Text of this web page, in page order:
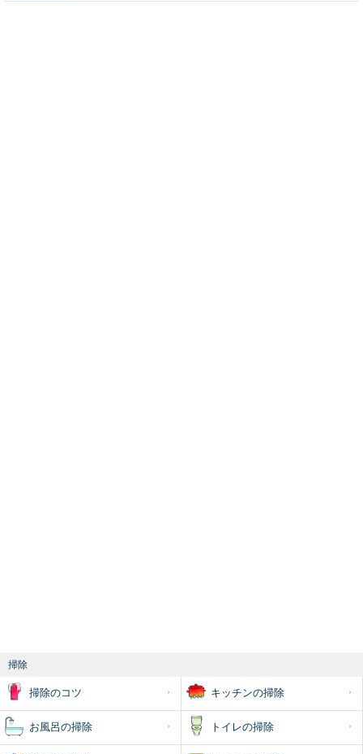
掃除
掃除のコツ キッチンの掃除
お風呂の掃除 トイレの掃除